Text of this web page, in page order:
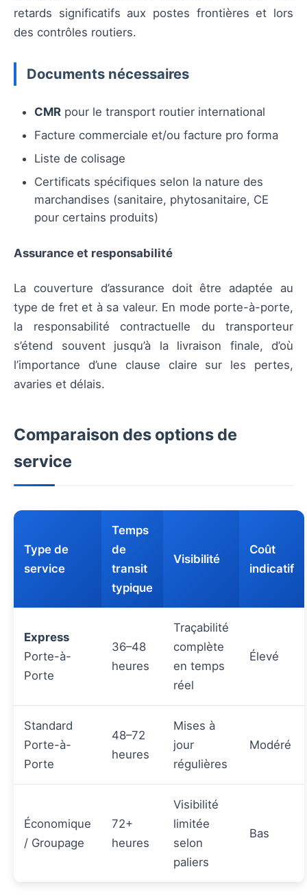
retards significatifs aux postes frontières et lors
des contrôles routiers.
Documents nécessaires
CMR pour le transport routier international
Facture commerciale et/ou facture pro forma
Liste de colisage
Certificats spécifiques selon la nature des
marchandises (sanitaire, phytosanitaire, CE
pour certains produits)
Assurance et responsabilité
La couverture d’assurance doit être adaptée au
type de fret et à sa valeur. En mode porte-à-porte,
la responsabilité contractuelle du transporteur
s’étend souvent jusqu’à la livraison finale, d’où
l’importance d’une clause claire sur les pertes,
avaries et délais.
Comparaison des options de
service
Type de
service
Temps
de
transit
typique
Visibilité
Coût
indicatif
Express
Porte-à-
Porte
36–48
heures
Traçabilité
complète
en temps
réel
Élevé
Standard
Porte-à-
Porte
48–72
heures
Mises à
jour
régulières
Modéré
Économique
/ Groupage
72+
heures
Visibilité
limitée
selon
paliers
Bas